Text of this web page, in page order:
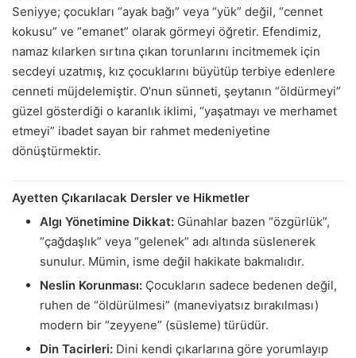
Seniyye; çocukları “ayak bağı” veya “yük” değil, “cennet
kokusu” ve “emanet” olarak görmeyi öğretir. Efendimiz,
namaz kılarken sırtına çıkan torunlarını incitmemek için
secdeyi uzatmış, kız çocuklarını büyütüp terbiye edenlere
cenneti müjdelemiştir. O’nun sünneti, şeytanın “öldürmeyi”
güzel gösterdiği o karanlık iklimi, “yaşatmayı ve merhamet
etmeyi” ibadet sayan bir rahmet medeniyetine
dönüştürmektir.
Ayetten Çıkarılacak Dersler ve Hikmetler
Algı Yönetimine Dikkat: Günahlar bazen “özgürlük”,
“çağdaşlık” veya “gelenek” adı altında süslenerek
sunulur. Mümin, isme değil hakikate bakmalıdır.
Neslin Korunması: Çocukların sadece bedenen değil,
ruhen de “öldürülmesi” (maneviyatsız bırakılması)
modern bir “zeyyene” (süsleme) türüdür.
Din Tacirleri: Dini kendi çıkarlarına göre yorumlayıp